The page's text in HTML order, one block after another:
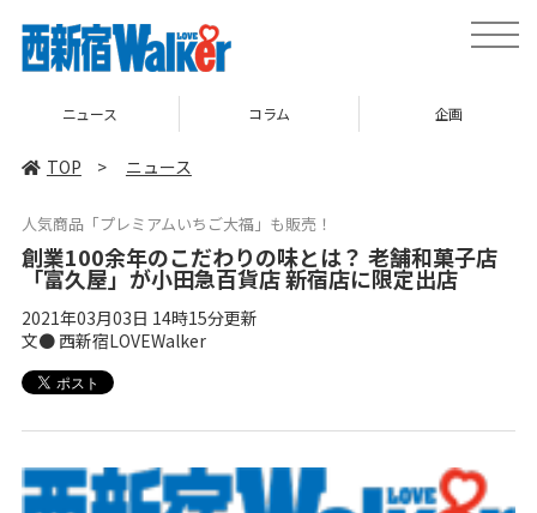
toggle
ニュース コラム 企画
TOP > ニュース
人気商品「プレミアムいちご大福」も販売！
創業100余年のこだわりの味とは？ 老舗和菓子店
「富久屋」が小田急百貨店 新宿店に限定出店
2021年03月03日 14時15分更新
文● 西新宿LOVEWalker